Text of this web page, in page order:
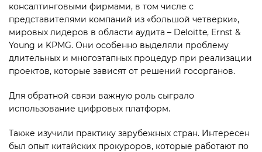
консалтинговыми фирмами, в том числе с
представителями компаний из «большой четверки»,
мировых лидеров в области аудита – Deloitte, Ernst &
Young и KPMG. Они особенно выделяли проблему
длительных и многоэтапных процедур при реализации
проектов, которые зависят от решений госорганов.
Для обратной связи важную роль сыграло
использование цифровых платформ.
Также изучили практику зарубежных стран. Интересен
был опыт китайских прокуроров, которые работают по